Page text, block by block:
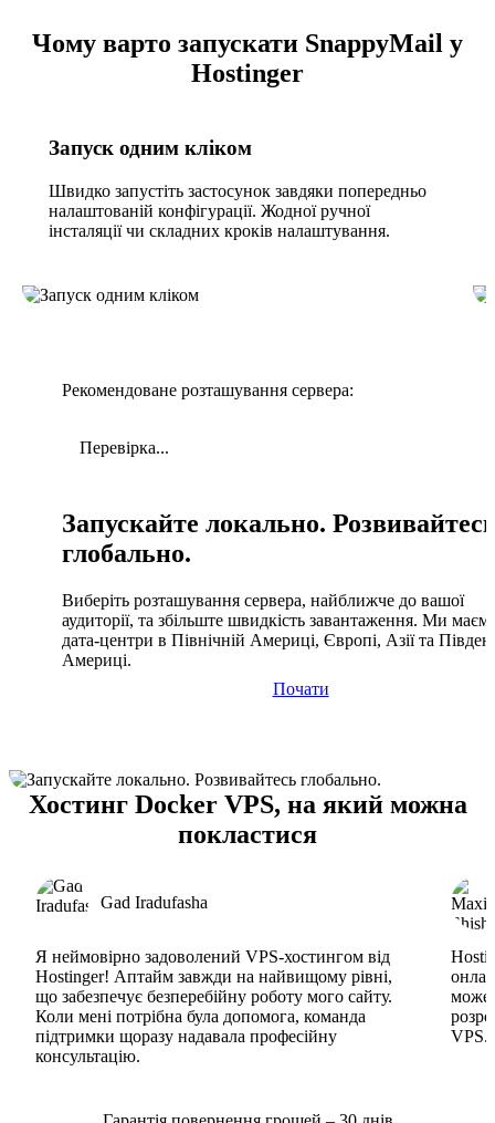
Чому варто запускати SnappyMail у
Hostinger
Запуск одним кліком
Швидко запустіть застосунок завдяки попередньо
налаштованій конфігурації. Жодної ручної
інсталяції чи складних кроків налаштування.
Рекомендоване розташування сервера:
Перевірка...
Запускайте локально.
глобально.
Виберіть розташування сервера, найближче до вашої
аудиторії, та збільште швидкість завантаження. Ми
дата-центри в Північній Америці, Європі, Азії та
Америці.
Почати
Хостинг Docker VPS, на який можна
покластися
Gad Iradufasha
Я неймовірно задоволений VPS-хостингом від
Hostinger! Аптайм завжди на найвищому рівні,
що забезпечує безперебійну роботу мого сайту.
Коли мені потрібна була допомога, команда
підтримки щоразу надавала професійну
консультацію.
може
VPS.